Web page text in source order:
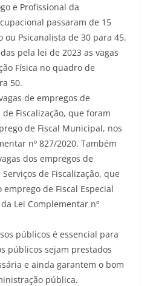
e Profissional da
passaram de 15
ou Psicanalista de 30 para 45.
pela lei de 2023 as vagas
Física no quadro de
50.
de empregos de
Fiscalização, que foram
de Fiscal Municipal, nos
nº 827/2020. Também
dos empregos de
de Fiscalização, que
de Fiscal Especial
Lei Complementar nº
públicos é essencial para
públicos sejam prestados
e ainda garantem o bom
pública.